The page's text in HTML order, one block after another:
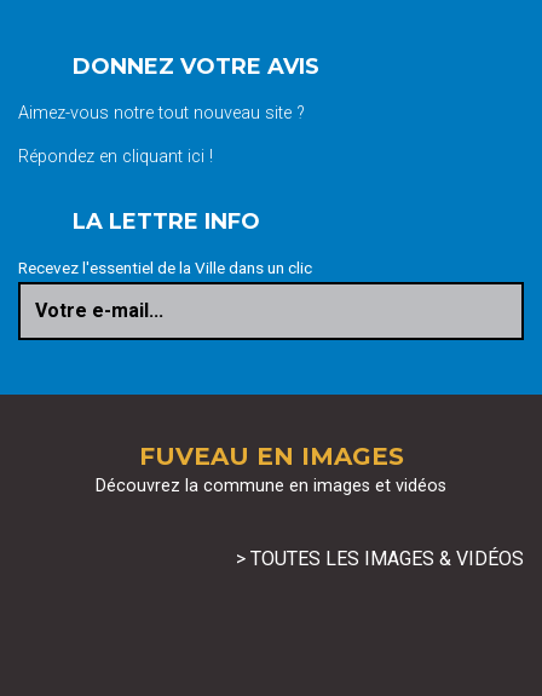
DONNEZ VOTRE AVIS
Aimez-vous notre tout nouveau site ?
Répondez en cliquant ici !
LA LETTRE INFO
Recevez l'essentiel de la Ville dans un clic
Votre e-mail...
FUVEAU EN IMAGES
Découvrez la commune en images et vidéos
> TOUTES LES IMAGES & VIDÉOS